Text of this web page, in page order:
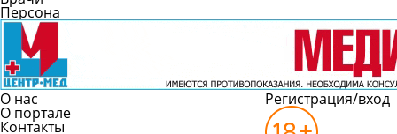
Персона
О нас
О портале
Контакты
Регистрация/вход